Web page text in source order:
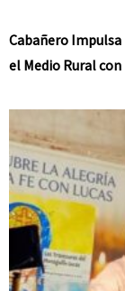
Cabañero Impulsa
el Medio Rural con